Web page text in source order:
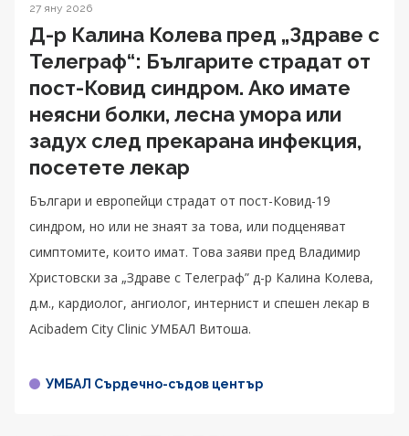
27 яну 2026
Д-р Калина Колева пред „Здраве с
Телеграф“: Българите страдат от
пост-Ковид синдром. Ако имате
неясни болки, лесна умора или
задух след прекарана инфекция,
посетете лекар
Българи и европейци страдат от пост-Ковид-19
синдром, но или не знаят за това, или подценяват
симптомите, които имат. Това заяви пред Владимир
Христовски за „Здраве с Телеграф” д-р Калина Колева,
д.м., кардиолог, ангиолог, интернист и спешен лекар в
Acibadem City Clinic УМБАЛ Витоша.
УМБАЛ Сърдечно-съдов център